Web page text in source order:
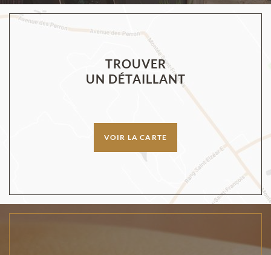
TROUVER
UN DÉTAILLANT
VOIR LA CARTE